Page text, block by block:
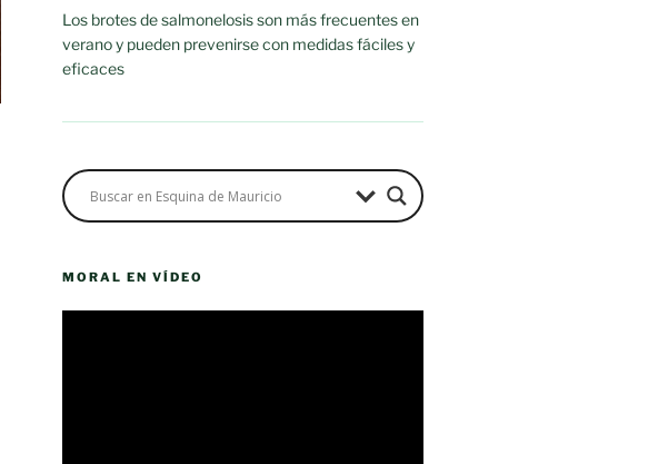
Los brotes de salmonelosis son más frecuentes en
verano y pueden prevenirse con medidas fáciles y
eficaces
MORAL EN VÍDEO